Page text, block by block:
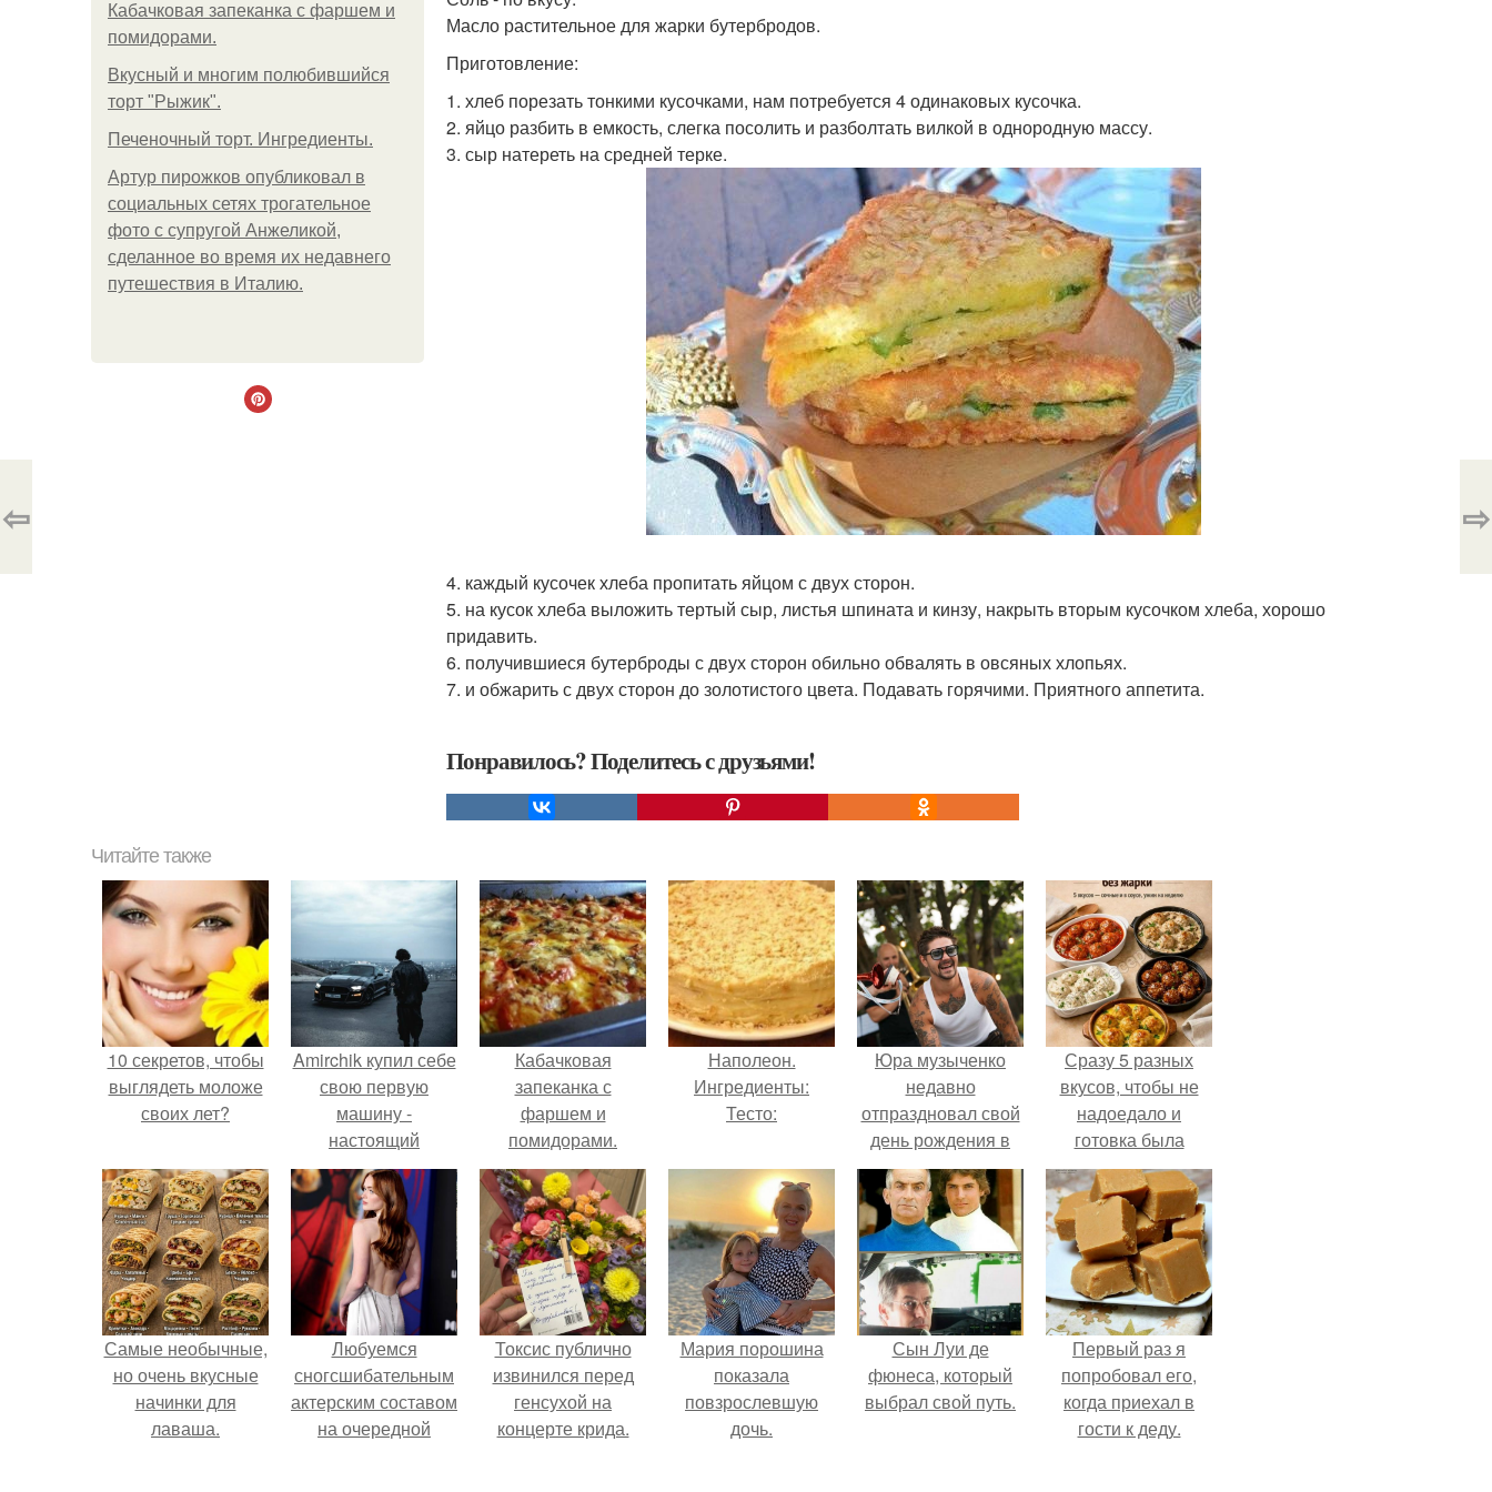
Кабачковая запеканка с фаршем и
помидорами.
Вкусный и многим полюбившийся
торт "Рыжик".
Печеночный торт. Ингредиенты.
Артур пирожков опубликовал в
социальных сетях трогательное
фото с супругой Анжеликой,
сделанное во время их недавнего
путешествия в Италию.
Масло растительное для жарки бутербродов.
Приготовление:
1. хлеб порезать тонкими кусочками, нам потребуется 4 одинаковых кусочка.
2. яйцо разбить в емкость, слегка посолить и разболтать вилкой в однородную массу.
3. сыр натереть на средней терке.
4. каждый кусочек хлеба пропитать яйцом с двух сторон.
5. на кусок хлеба выложить тертый сыр, листья шпината и кинзу, накрыть вторым кусочком хлеба, хорошо
придавить.
6. получившиеся бутерброды с двух сторон обильно обвалять в овсяных хлопьях.
7. и обжарить с двух сторон до золотистого цвета. Подавать горячими. Приятного аппетита.
Понравилось? Поделитесь с друзьями!
⇦ ⇨
Читайте также
10 секретов, чтобы
выглядеть моложе
своих лет?
Amirchik купил себе
свою первую
машину -
настоящий
автомобиль мечты
для многих
автолюбителей.
Кабачковая
запеканка с
фаршем и
помидорами.
Наполеон.
Ингредиенты:
Тесто:
Юра музыченко
недавно
отпраздновал свой
день рождения в
кругу самых
близких и родных
людей.
Сразу 5 разных
вкусов, чтобы не
надоедало и
готовка была
проще.
Самые необычные,
но очень вкусные
начинки для
лаваша.
Любуемся
сногсшибательным
актерским составом
на очередной
Токсис публично
извинился перед
генсухой на
концерте крида.
Мария порошина
показала
повзрослевшую
дочь.
Сын Луи де
фюнеса, который
выбрал свой путь.
Первый раз я
попробовал его,
когда приехал в
гости к деду.